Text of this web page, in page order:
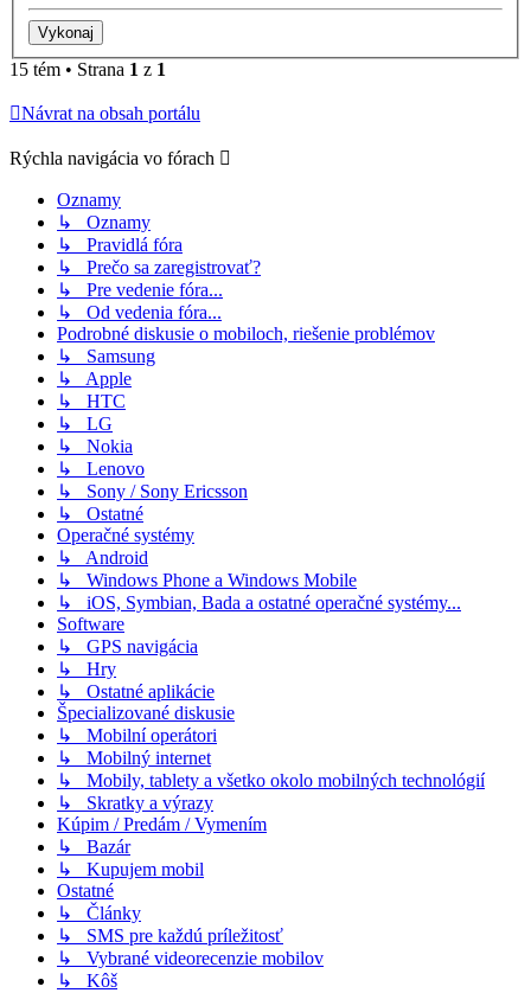
15 tém • Strana 1 z 1
Návrat na obsah portálu
Rýchla navigácia vo fórach
Oznamy
↳ Oznamy
↳ Pravidlá fóra
↳ Prečo sa zaregistrovať?
↳ Pre vedenie fóra...
↳ Od vedenia fóra...
Podrobné diskusie o mobiloch, riešenie problémov
↳ Samsung
↳ Apple
↳ HTC
↳ LG
↳ Nokia
↳ Lenovo
↳ Sony / Sony Ericsson
↳ Ostatné
Operačné systémy
↳ Android
↳ Windows Phone a Windows Mobile
↳ iOS, Symbian, Bada a ostatné operačné systémy...
Software
↳ GPS navigácia
↳ Hry
↳ Ostatné aplikácie
Špecializované diskusie
↳ Mobilní operátori
↳ Mobilný internet
↳ Mobily, tablety a všetko okolo mobilných technológií
↳ Skratky a výrazy
Kúpim / Predám / Vymením
↳ Bazár
↳ Kupujem mobil
Ostatné
↳ Články
↳ SMS pre každú príležitosť
↳ Vybrané videorecenzie mobilov
↳ Kôš